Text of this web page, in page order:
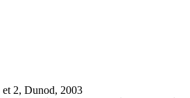
2, Dunod, 2003